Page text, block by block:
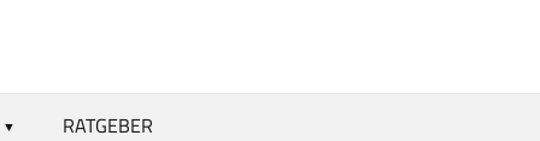
RATGEBER